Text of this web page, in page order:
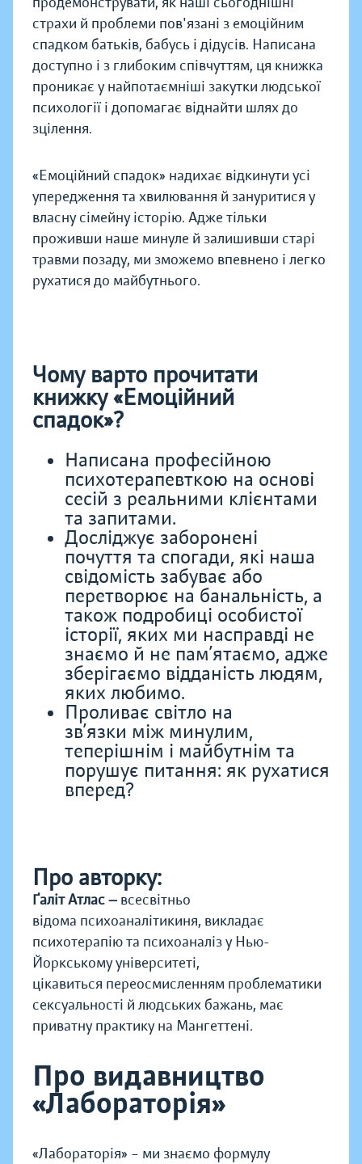
страхи й проблеми пов'язані з емоційним
спадком батьків, бабусь і дідусів. Написана
доступно і з глибоким співчуттям, ця книжка
проникає у найпотаємніші закутки людської
психології і допомагає віднайти шлях до
зцілення.
«Емоційний спадок» надихає відкинути усі
упередження та хвилювання й зануритися у
власну сімейну історію. Адже тільки
проживши наше минуле й залишивши старі
травми позаду, ми зможемо впевнено і легко
рухатися до майбутнього.
Чому варто прочитати
книжку «Емоційний
спадок»?
Написана професійною
психотерапевткою на основі
сесій з реальними клієнтами
та запитами.
Досліджує заборонені
почуття та спогади, які наша
свідомість забуває або
перетворює на банальність, а
також подробиці особистої
історії, яких ми насправді не
знаємо й не пам’ятаємо, адже
зберігаємо відданість людям,
яких любимо.
Проливає світло на
зв’язки між минулим,
теперішнім і майбутнім та
порушує питання: як рухатися
вперед?
Про авторку:
Ґаліт Атлас — всесвітньо
відома психоаналітикиня, викладає
психотерапію та психоаналіз у Нью-
Йоркському університеті,
цікавиться переосмисленням проблематики
сексуальності й людських бажань, має
приватну практику на Мангеттені.
Про видавництво
«Лабораторія»
«Лабораторія» – ми знаємо формулу